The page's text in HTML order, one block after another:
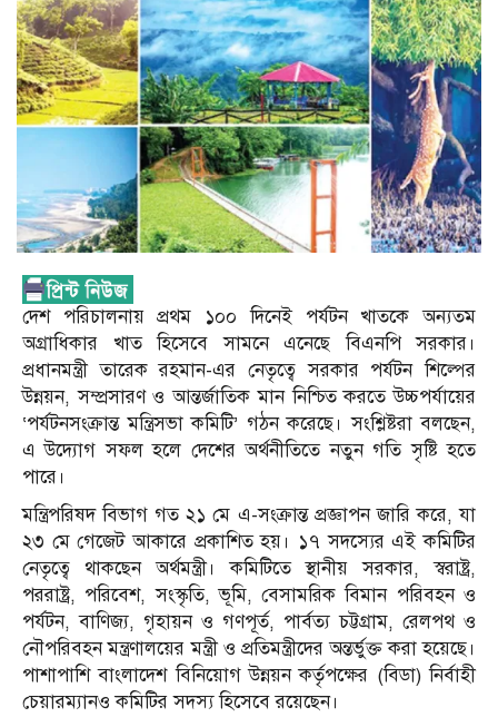
দেশ পরিচালনায় প্রথম ১০০ দিনেই পর্যটন খাতকে অন্যতম
অগ্রাধিকার খাত হিসেবে সামনে এনেছে বিএনপি সরকার।
প্রধানমন্ত্রী তারেক রহমান-এর নেতৃত্বে সরকার পর্যটন শিল্পের
উন্নয়ন, সম্প্রসারণ ও আন্তর্জাতিক মান নিশ্চিত করতে উচ্চপর্যায়ের
‘পর্যটনসংক্রান্ত মন্ত্রিসভা কমিটি’ গঠন করেছে। সংশ্লিষ্টরা বলছেন,
এ উদ্যোগ সফল হলে দেশের অর্থনীতিতে নতুন গতি সৃষ্টি হতে
পারে।
মন্ত্রিপরিষদ বিভাগ গত ২১ মে এ-সংক্রান্ত প্রজ্ঞাপন জারি করে, যা
২৩ মে গেজেট আকারে প্রকাশিত হয়। ১৭ সদস্যের এই কমিটির
নেতৃত্বে থাকছেন অর্থমন্ত্রী। কমিটিতে স্থানীয় সরকার, স্বরাষ্ট্র,
পররাষ্ট্র, পরিবেশ, সংস্কৃতি, ভূমি, বেসামরিক বিমান পরিবহন ও
পর্যটন, বাণিজ্য, গৃহায়ন ও গণপূর্ত, পার্বত্য চট্টগ্রাম, রেলপথ ও
নৌপরিবহন মন্ত্রণালয়ের মন্ত্রী ও প্রতিমন্ত্রীদের অন্তর্ভুক্ত করা হয়েছে।
পাশাপাশি বাংলাদেশ বিনিয়োগ উন্নয়ন কর্তৃপক্ষের (বিডা) নির্বাহী
চেয়ারম্যানও কমিটির সদস্য হিসেবে রয়েছেন।